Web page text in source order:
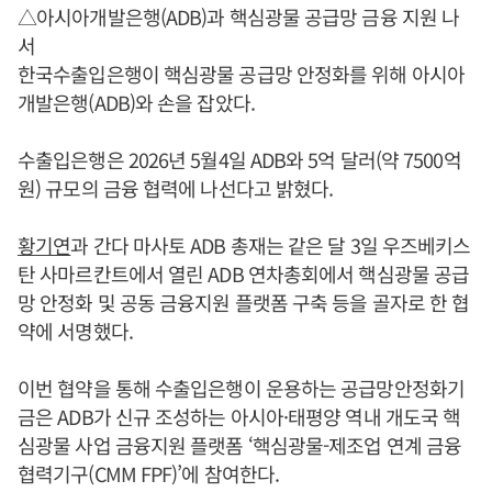
△아시아개발은행(ADB)과 핵심광물 공급망 금융 지원 나
서
한국수출입은행이 핵심광물 공급망 안정화를 위해 아시아
개발은행(ADB)와 손을 잡았다.
수출입은행은 2026년 5월4일 ADB와 5억 달러(약 7500억
원) 규모의 금융 협력에 나선다고 밝혔다.
황기연과 간다 마사토 ADB 총재는 같은 달 3일 우즈베키스
탄 사마르칸트에서 열린 ADB 연차총회에서 핵심광물 공급
망 안정화 및 공동 금융지원 플랫폼 구축 등을 골자로 한 협
약에 서명했다.
이번 협약을 통해 수출입은행이 운용하는 공급망안정화기
금은 ADB가 신규 조성하는 아시아·태평양 역내 개도국 핵
심광물 사업 금융지원 플랫폼 ‘핵심광물-제조업 연계 금융
협력기구(CMM FPF)’에 참여한다.